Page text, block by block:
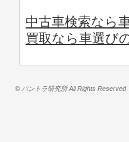
中古車検索なら
買取なら車選び
© バントラ研究所 All Rights Reserved